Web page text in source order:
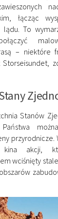
łącząc
lądu. To
– niektóre
Storseisundet,
Stanów
przyrodnicze.
kina akcji,
wciśnięty